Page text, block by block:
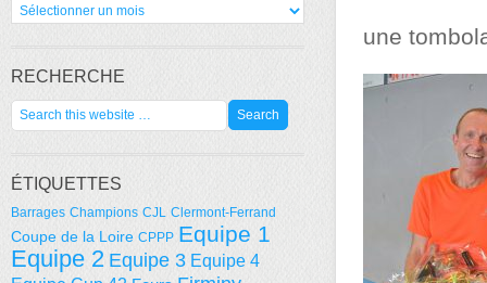
une
Archives
RECHERCHE
ÉTIQUETTES
Barrages Champions CJL Clermont-Ferrand
Coupe de la Loire CPPP Equipe 1
Equipe 2 Equipe 3 Equipe 4